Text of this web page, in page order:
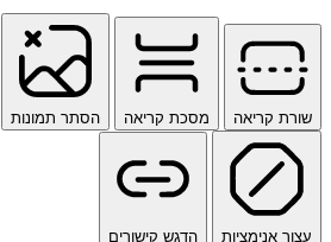
שורת קריאה מסכת קריאה הסתר תמונות
עצור אנימציות הדגש קישורים